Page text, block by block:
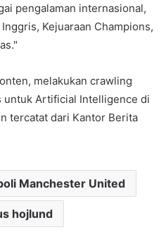
pengalaman internasional,
Kejuaraan Champions,
melakukan crawling
untuk Artificial Intelligence di
tercatat dari Kantor Berita
Manchester United
hojlund